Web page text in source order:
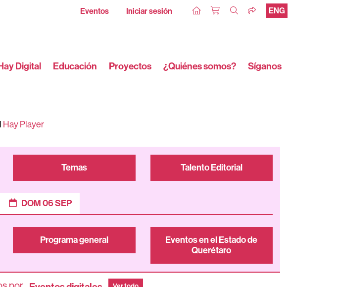
Eventos Iniciar sesión ENG
Digital Educación Proyectos ¿Quiénes somos? Síganos
Hay Player
Temas Talento Editorial
DOM 06 SEP
Programa general
Eventos en el Estado de
Querétaro